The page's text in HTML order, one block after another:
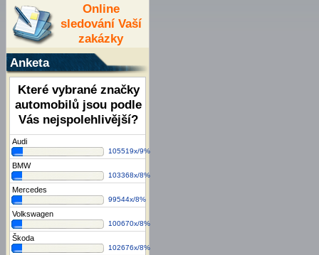
Online
sledování Vaší
zakázky
Anketa
Které vybrané značky
automobilů jsou podle
Vás nejspolehlivější?
Audi
105519x/9%
BMW
103368x/8%
Mercedes
99544x/8%
Volkswagen
100670x/8%
Škoda
102676x/8%